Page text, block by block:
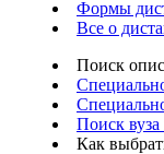
Формы
Все о
Поиск
Поиск вуза
Как